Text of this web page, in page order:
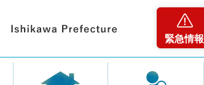
緊急情報